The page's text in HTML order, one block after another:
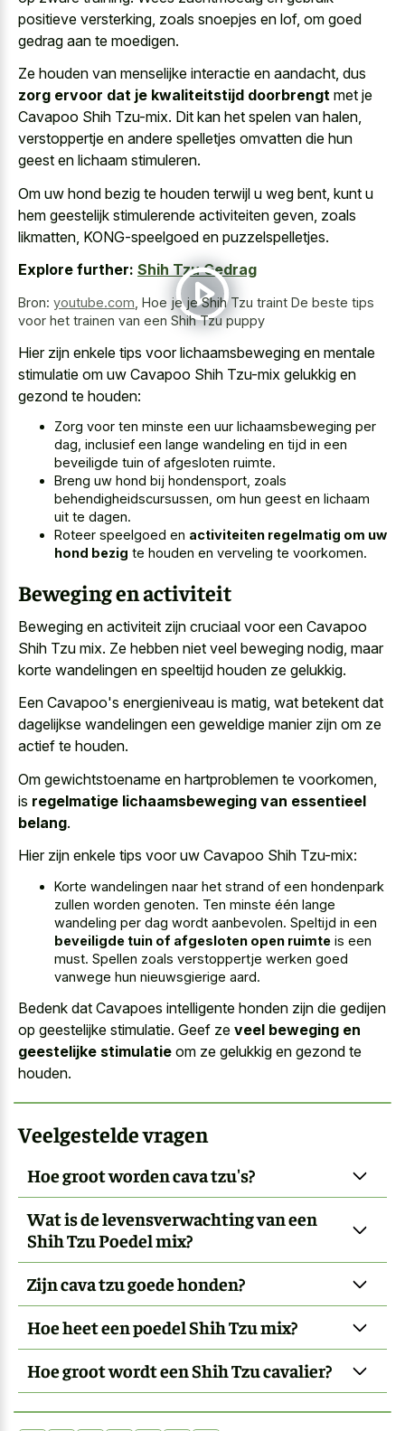
positieve versterking, zoals snoepjes en lof, om goed
gedrag aan te moedigen.
Ze houden van menselijke interactie en aandacht, dus
zorg ervoor dat je kwaliteitstijd doorbrengt met je
Cavapoo Shih Tzu-mix. Dit kan het spelen van halen,
verstoppertje en andere spelletjes omvatten die hun
geest en lichaam stimuleren.
Om uw hond bezig te houden terwijl u weg bent, kunt u
hem geestelijk stimulerende activiteiten geven, zoals
likmatten, KONG-speelgoed en puzzelspelletjes.
Explore further: Shih Tzu Gedrag
Bron: youtube.com, Hoe je je Shih Tzu traint De beste tips
voor het trainen van een Shih Tzu puppy
Hier zijn enkele tips voor lichaamsbeweging en mentale
stimulatie om uw Cavapoo Shih Tzu-mix gelukkig en
gezond te houden:
Zorg voor ten minste een uur lichaamsbeweging per
dag, inclusief een lange wandeling en tijd in een
beveiligde tuin of afgesloten ruimte.
Breng uw hond bij hondensport, zoals
behendigheidscursussen, om hun geest en lichaam
uit te dagen.
Roteer speelgoed en activiteiten regelmatig om uw
hond bezig te houden en verveling te voorkomen.
Beweging en activiteit
Beweging en activiteit zijn cruciaal voor een Cavapoo
Shih Tzu mix. Ze hebben niet veel beweging nodig, maar
korte wandelingen en speeltijd houden ze gelukkig.
Een Cavapoo's energieniveau is matig, wat betekent dat
dagelijkse wandelingen een geweldige manierzijn om ze
actief te houden.
Om gewichtstoename en hartproblemen te voorkomen,
is regelmatige lichaamsbeweging van essentieel
belang.
Hier zijn enkele tips voor uw Cavapoo Shih Tzu-mix:
Korte wandelingen naar het strand of een hondenpark
zullen worden genoten. Ten minste één lange
wandeling per dag wordt aanbevolen. Speltijd in een
beveiligde tuin of afgesloten open ruimte is een
must. Spellen zoals verstoppertje werken goed
vanwege hun nieuwsgierige aard.
Bedenk dat Cavapoes intelligente honden zijn die gedijen
op geestelijke stimulatie. Geef ze veel beweging en
geestelijke stimulatie om ze gelukkig en gezond te
houden.
Veelgestelde vragen
Hoe groot worden cava tzu's?
Wat is de levensverwachting van een
Shih Tzu Poedel mix?
Zijn cava tzu goede honden?
Hoe heet een poedel Shih Tzu mix?
Hoe groot wordt een Shih Tzu cavalier?